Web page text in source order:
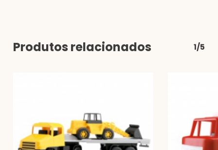
Produtos relacionados 1/5